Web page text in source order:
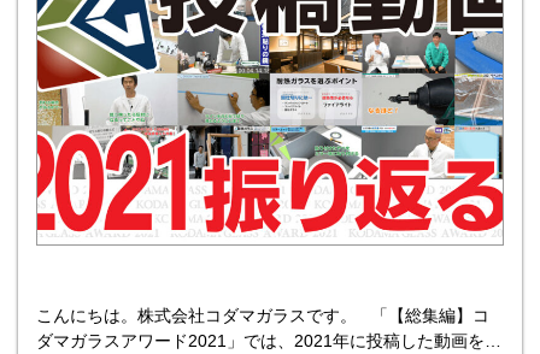
こんにちは。株式会社コダマガラスです。 「【総集編】コ
ダマガラスアワード2021」では、2021年に投稿した動画を振